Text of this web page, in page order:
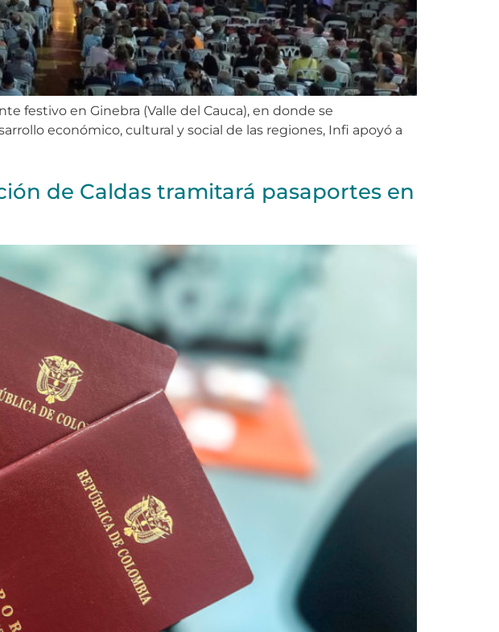
festivo en Ginebra (Valle del Cauca), en donde se
económico, cultural y social de las regiones, Infi apoyó a
de Caldas tramitará pasaportes en